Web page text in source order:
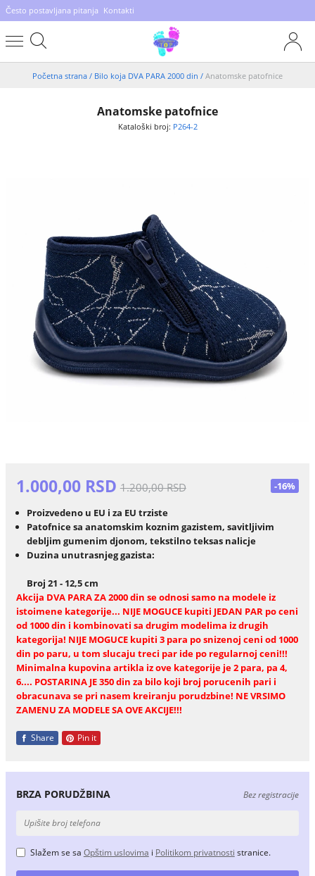
Često postavljana pitanja Kontakti
Početna strana / Bilo koja DVA PARA 2000 din / Anatomske patofnice
Anatomske patofnice
Kataloški broj: P264-2
1.000,00 RSD 1.200,00 RSD -16%
Proizvedeno u EU i za EU trziste
Patofnice sa anatomskim koznim gazistem, savitljivim
debljim gumenim djonom, tekstilno teksas nalicje
Duzina unutrasnjeg gazista:
Broj 21 - 12,5 cm
Akcija DVA PARA ZA 2000 din se odnosi samo na modele iz
istoimene kategorije... NIJE MOGUCE kupiti JEDAN PAR po ceni
od 1000 din i kombinovati sa drugim modelima iz drugih
kategorija! NIJE MOGUCE kupiti 3 para po snizenoj ceni od 1000
din po paru, u tom slucaju treci par ide po regularnoj ceni!!!
Minimalna kupovina artikla iz ove kategorije je 2 para, pa 4,
6.... POSTARINA JE 350 din za bilo koji broj porucenih pari i
obracunava se pri nasem kreiranju porudzbine! NE VRSIMO
ZAMENU ZA MODELE SA OVE AKCIJE!!!
Share Pin it
BRZA PORUDŽBINA Bez registracije
Slažem se sa Opštim uslovima i Politikom privatnosti stranice.